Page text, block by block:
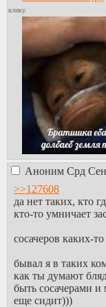
клику.
Аноним Срд
>>127608
да нет таких, кто
кто-то умничает
сосачеров каких-
бывал я в таких
как ты думают
быть сосачерами и
еще сидит)))